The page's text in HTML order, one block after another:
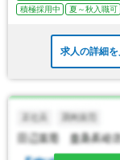
積極採用中
夏～秋入職可
求人の詳細を